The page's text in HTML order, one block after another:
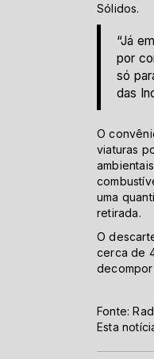
Sólidos.
“Já
por
só
das
O
viaturas
uma
retirada.
O
cerca de
decompor
Fonte:
Esta